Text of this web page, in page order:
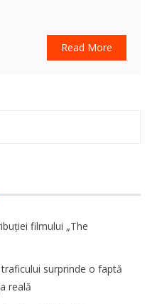
Read More
filmului „The
surprinde o faptă
reală